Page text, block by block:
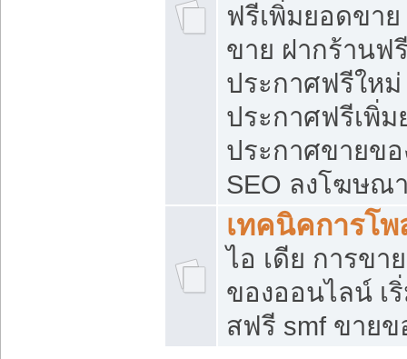
ฟรีเพิ่มยอดขา
ขาย ฝากร้านฟ
ประกาศฟรีใหม่
ประกาศฟรีเพิ่
ประกาศขายข
SEO ลงโฆษณ
เทคนิคการโ
ไอ เดีย การขา
ของออนไลน์ เ
สฟรี smf ขาย